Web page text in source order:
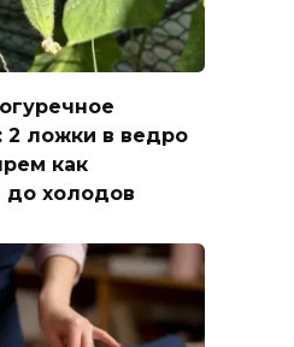
2 ложки в ведро
как
холодов